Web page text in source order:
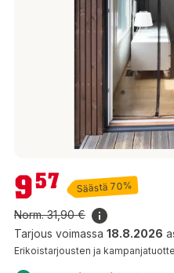
9,57 €
957 Säästä 70%
Norm.31,90 €
Tarjous voimassa 18.8.2026
Erikoistarjousten ja